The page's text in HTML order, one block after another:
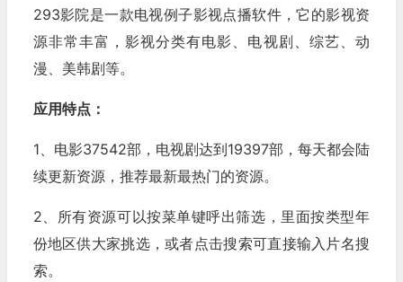
293影院是一款电视例子影视点播软件，它的影视资
源非常丰富，影视分类有电影、电视剧、综艺、动
漫、美韩剧等。
应用特点：
1、电影37542部，电视剧达到19397部，每天都会陆
续更新资源，推荐最新最热门的资源。
2、所有资源可以按菜单键呼出筛选，里面按类型年
份地区供大家挑选，或者点击搜索可直接输入片名搜
索。